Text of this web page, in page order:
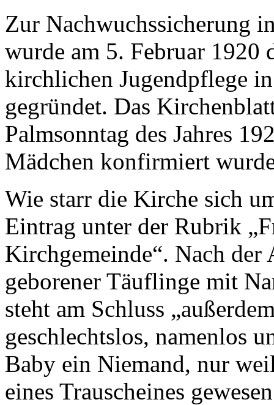
Zur Nachwuchssicherung
wurde am 5. Februar 1920
kirchlichen Jugendpflege
gegründet. Das
Palmsonntag des Jahres
Mädchen konfirmiert
Wie starr die Kirche sich
Eintrag unter der Rubrik
Kirchgemeinde“. Nach
geborener Täuflinge mit
steht am Schluss
geschlechtslos, namenlos
Baby ein Niemand, nur
eines Trauscheines